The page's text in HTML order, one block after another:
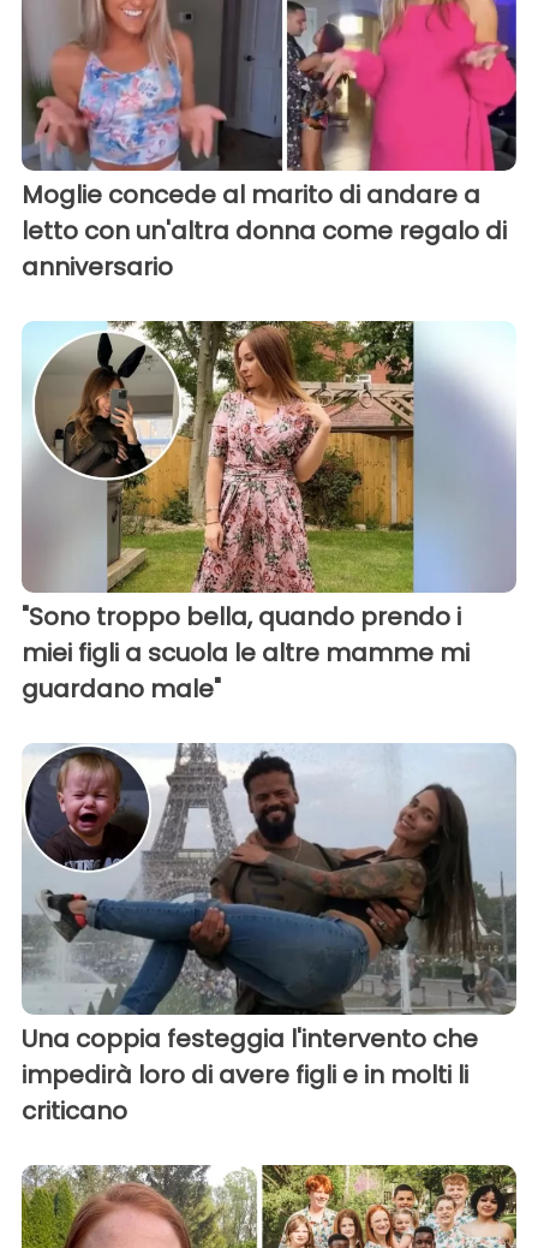
Moglie concede al marito di andare a
letto con un'altra donna come regalo di
anniversario
"Sono troppo bella, quando prendo i
miei figli a scuola le altre mamme mi
guardano male"
Una coppia festeggia l'intervento che
impedirà loro di avere figli e in molti li
criticano